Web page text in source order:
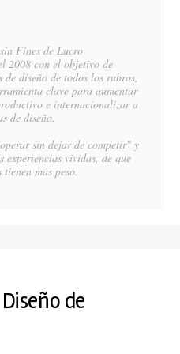
Fines de Lucro
2008 con el objetivo de
diseño de todos los rubros,
clave para aumentar
e internacionalizar a
de diseño.
sin dejar de competir" y
experiencias vividas, de que
más peso.
de